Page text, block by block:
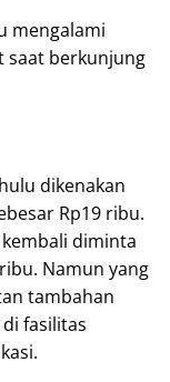
mengalami
saat berkunjung
dikenakan
Rp19 ribu.
diminta
Namun yang
tambahan
fasilitas